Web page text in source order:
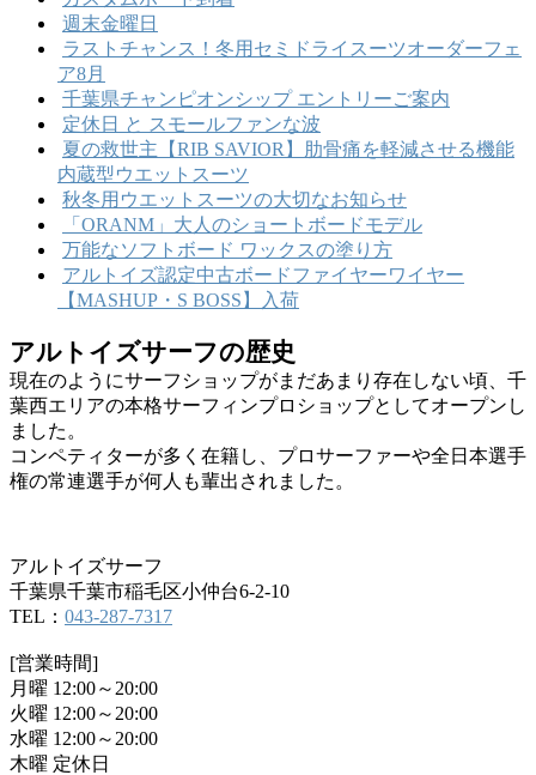
週末金曜日
ラストチャンス！冬用セミドライスーツオーダーフェ
ア8月
千葉県チャンピオンシップ エントリーご案内
定休日 と スモールファンな波
夏の救世主【RIB SAVIOR】肋骨痛を軽減させる機能
内蔵型ウエットスーツ
秋冬用ウエットスーツの大切なお知らせ
「ORANM」大人のショートボードモデル
万能なソフトボード ワックスの塗り方
アルトイズ認定中古ボードファイヤーワイヤー
【MASHUP・S BOSS】入荷
アルトイズサーフの歴史
現在のようにサーフショップがまだあまり存在しない頃、千
葉西エリアの本格サーフィンプロショップとしてオープンし
ました。
コンペティターが多く在籍し、プロサーファーや全日本選手
権の常連選手が何人も輩出されました。
アルトイズサーフ
千葉県千葉市稲毛区小仲台6-2-10
TEL： 043-287-7317
[営業時間]
月曜 12:00～20:00
火曜 12:00～20:00
水曜 12:00～20:00
木曜 定休日